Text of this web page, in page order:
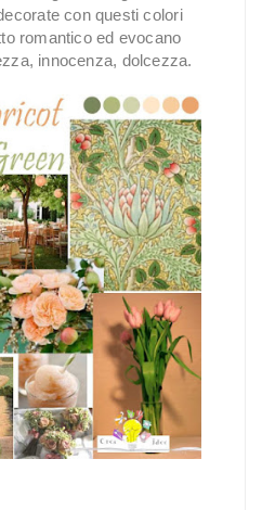
con questi colori
romantico ed evocano
innocenza, dolcezza.